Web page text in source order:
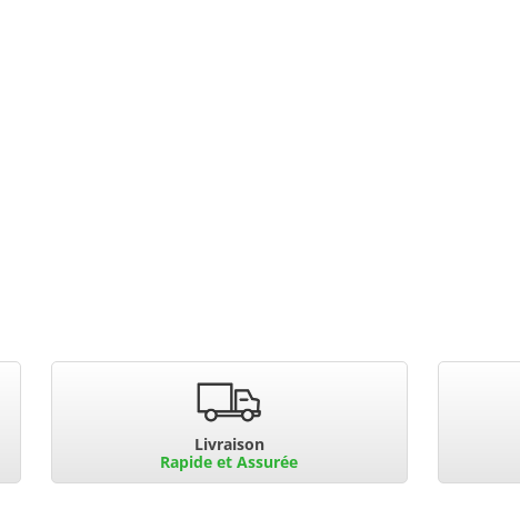
Livraison
Rapide et Assurée